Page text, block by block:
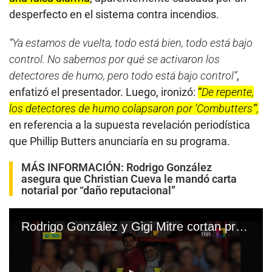
desperfecto en el sistema contra incendios.
“Ya estamos de vuelta, todo está bien, todo está bajo
control. No sabemos por qué se activaron los
detectores de humo, pero todo está bajo control”,
enfatizó el presentador. Luego, ironizó: “De repente,
los detectores de humo colapsaron por ‘Combutters’”,
en referencia a la supuesta revelación periodística
que Phillip Butters anunciaría en su programa.
MÁS INFORMACIÓN: Rodrigo González
asegura que Christian Cueva le mandó carta
notarial por “daño reputacional”
Rodrigo González y Gigi Mitre cortan programación